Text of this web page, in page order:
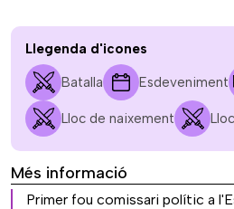
Llegenda d'icones
Batalla Esdeveniment
Lloc de naixement
Més informació
Primer fou comissari polític a